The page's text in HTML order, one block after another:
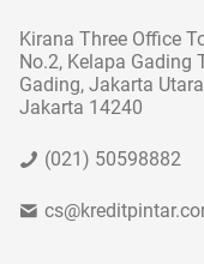
Kirana Three Office
No.2, Kelapa Gading
Gading, Jakarta
Jakarta 14240
(021) 50598882